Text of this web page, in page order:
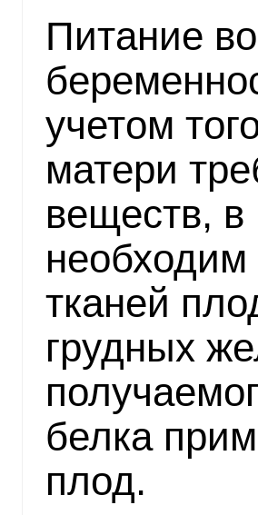
Питание
учетом
матери
веществ, в
тканей
грудных
белка
плод.